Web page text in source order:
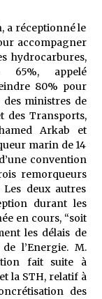
est vide
les contes et à
a réceptionné le
accompagner
hydrocarbures,
65%, appelé
80% pour
des ministres de
des Transports,
Arkab et
marin de 14
convention
remorqueurs
deux autres
durant les
en cours, “soit
les délais de
l’Energie. M.
fait suite à
la STH, relatif à
des